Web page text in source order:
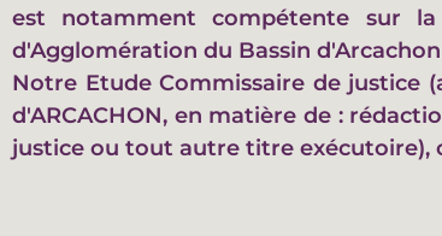
est notamment compétente sur la
d'Agglomération du Bassin d'Arcachon
Notre Etude Commissaire de justice
d'ARCACHON, en matière de :
justice ou tout autre titre exécutoire),